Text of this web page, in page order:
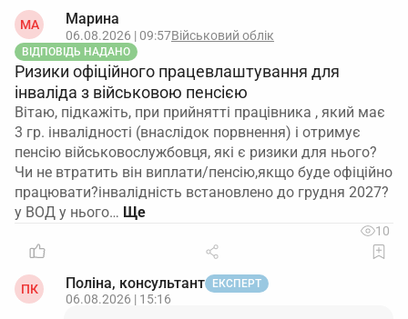
МА Марина
06.08.2026 | 09:57Військовий облік
ВІДПОВІДЬ НАДАНО
Ризики офіційного працевлаштування для
інваліда з військовою пенсією
Вітаю, підкажіть, при прийнятті працівника , який має
3 гр. інвалідності (внаслідок порвнення) і отримує
пенсію військовослужбовця, які є ризики для нього?
Чи не втратить він виплати/пенсію,якщо буде офіційно
працювати?інвалідність встановлено до грудня 2027?
у ВОД у нього…
10
ПК Поліна, консультант ЕКСПЕРТ
06.08.2026 | 15:16